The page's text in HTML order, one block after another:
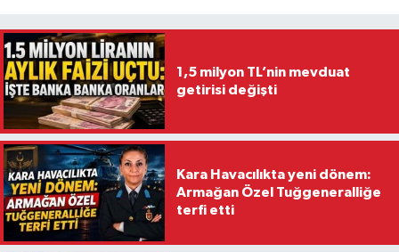
1,5 milyon TL’nin mevduat
getirisi değişti
Kara Havacılıkta yeni dönem:
Armağan Özel Tuğgeneralliğe
terfi etti